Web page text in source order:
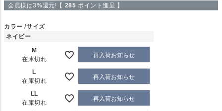
会員様は3%還元!【 285 ポイント進呈 】
カラー サイズ
ネイビー
M
在庫切れ
再入荷お知らせ
L
在庫切れ
再入荷お知らせ
LL
在庫切れ
再入荷お知らせ